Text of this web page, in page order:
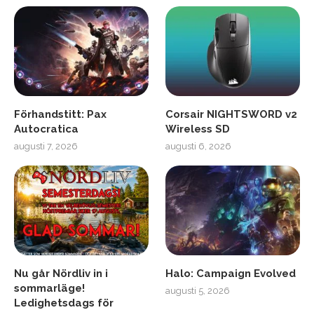
Förhandstitt: Pax
Autocratica
augusti 7, 2026
Corsair NIGHTSWORD v2
Wireless SD
augusti 6, 2026
Nu går Nördliv in i
sommarläge!
Ledighetsdags för
Halo: Campaign Evolved
augusti 5, 2026